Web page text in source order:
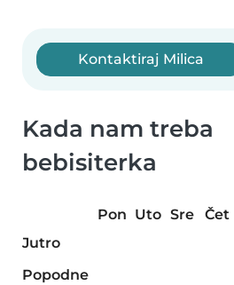
Kontaktiraj Milica
Kada nam treba
bebisiterka
Pon Uto Sre Čet
Jutro
Popodne